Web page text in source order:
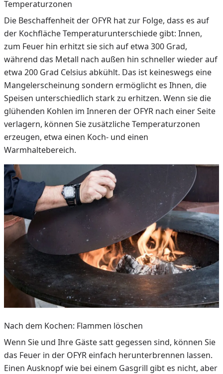
Temperaturzonen
Die Beschaffenheit der OFYR hat zur Folge, dass es auf
der Kochfläche Temperaturunterschiede gibt: Innen,
zum Feuer hin erhitzt sie sich auf etwa 300 Grad,
während das Metall nach außen hin schneller wieder auf
etwa 200 Grad Celsius abkühlt. Das ist keineswegs eine
Mangelerscheinung sondern ermöglicht es Ihnen, die
Speisen unterschiedlich stark zu erhitzen. Wenn sie die
glühenden Kohlen im Inneren der OFYR nach einer Seite
verlagern, können Sie zusätzliche Temperaturzonen
erzeugen, etwa einen Koch- und einen
Warmhaltebereich.
Nach dem Kochen: Flammen löschen
Wenn Sie und Ihre Gäste satt gegessen sind, können Sie
das Feuer in der OFYR einfach herunterbrennen lassen.
Einen Ausknopf wie bei einem Gasgrill gibt es nicht, aber